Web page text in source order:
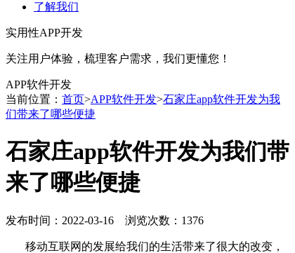
了解我们
实用性APP开发
关注用户体验，梳理客户需求，我们更懂您！
APP软件开发
当前位置： 首页>APP软件开发>石家庄app软件开发为我
们带来了哪些便捷
石家庄app软件开发为我们带
来了哪些便捷
发布时间：2022-03-16 浏览次数：1376
移动互联网的发展给我们的生活带来了很大的改变，